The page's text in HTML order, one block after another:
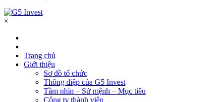
×
Trang chủ
Giới thiệu
Sơ đồ tổ chức
Thông điệp của G5 Invest
Tầm nhìn – Sứ mệnh – Mục tiêu
Công ty thành viên